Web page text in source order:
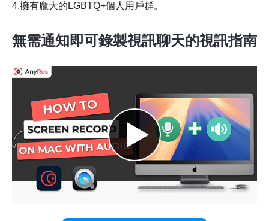
4.擁有龐大的LGBTQ+個人用戶群。
無需通知即可錄製視訊聊天的視訊指南